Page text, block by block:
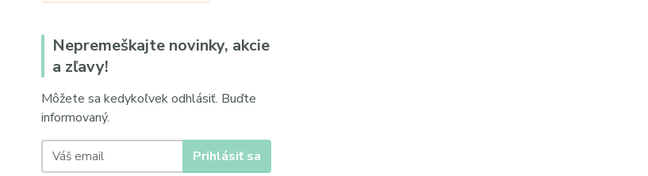
Nepremeškajte novinky, akcie
a zľavy!
Môžete sa kedykoľvek odhlásiť. Buďte
informovaný.
Prihlásiť sa